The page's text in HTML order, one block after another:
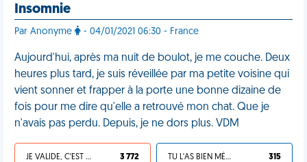
Insomnie
Par Anonyme - 04/01/2021 06:30 - France
Aujourd'hui, après ma nuit de boulot, je me couche. Deux
heures plus tard, je suis réveillée par ma petite voisine qui
vient sonner et frapper à la porte une bonne dizaine de
fois pour me dire qu'elle a retrouvé mon chat. Que je
n'avais pas perdu. Depuis, je ne dors plus. VDM
JE VALIDE, C'EST UNE VDM 3 772 TU L'AS BIEN MÉRITÉ 315